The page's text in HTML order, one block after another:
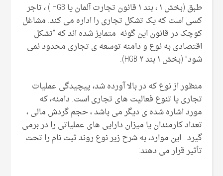
طبق (بخش ۱ ، بند ۱ قانون تجارت آلمان یا HGB ) ، تاجر
کسی است که یک تشکل تجاری را اداره می کند. مشاغل
کوچک در قانون این گونه متمایز شده اند که “تشکل
اقتصادی به نوع و دامنه توسعه ی تجاری محدود نمی
شود” (بخش ۱ بند ۲ HGB).
منظور از نوع که در بالا آورده شد، پیچیدگی عملیات
تجاری یا تنوع فعالیت های تجاری است. دامنه، که
مورد اشاره شده ی دیگر می باشد ، حجم گردش مالی ،
تعداد کارمندان یا میزان دارایی های عملیاتی را در برمی
گیرد . این موارد، به شرح زیر نوع روند ثبت نام را تحت
تأثیر قرار می دهند: